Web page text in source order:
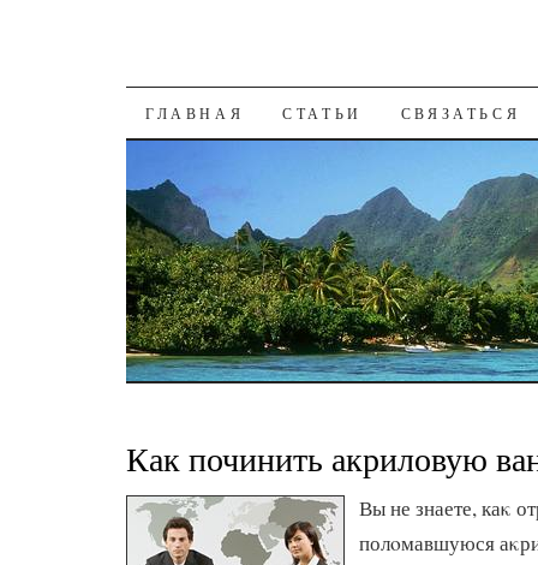
К СОДЕРЖАНИЮ
ГЛАВНАЯ СТАТЬИ СВЯЗАТЬСЯ
Как починить акриловую
Вы не знаете, каκ
полοмавшуюся